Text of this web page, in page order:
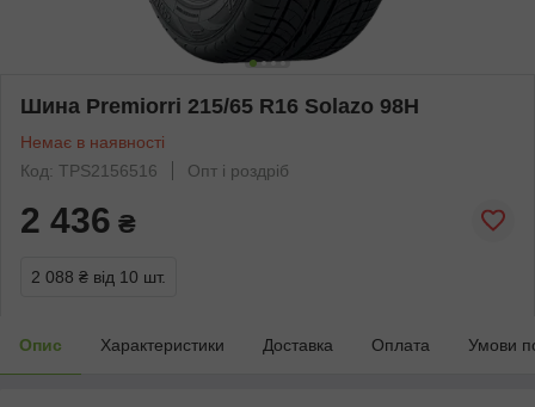
Шина Premiorri 215/65 R16 Solazo 98H
Немає в наявності
Код: TPS2156516
Опт і роздріб
2 436 ₴
2 088 ₴ від 10 шт.
Опис Характеристики Доставка Оплата Умови